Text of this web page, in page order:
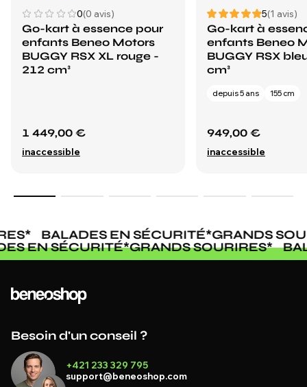
0(0 avis)
Go-kart à essence pour
enfants Beneo Motors
BUGGY RSX XL rouge -
212 cm³
1 449,00 €
inaccessible
5(1 avis)
Go-kart à
enfants Beneo
BUGGY RSX
cm³
depuis 5 ans 155 cm
949,00 €
inaccessible
* BALADES EN SÉCURITÉ*GRANDS
EN SÉCURITÉ*GRANDS SOURIRES*
Besoin d'un conseil ?
+421 233 329 795
support@beneoshop.com